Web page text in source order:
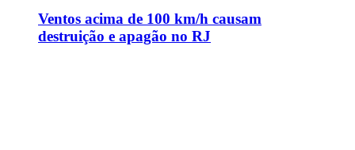
Ventos acima de 100 km/h causam
destruição e apagão no RJ